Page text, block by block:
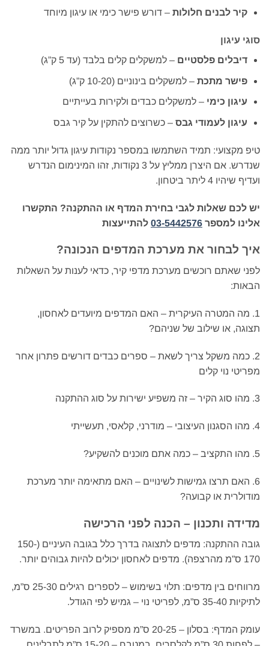
קיר לבנים חלולות– דורש פישר כימי או עיגון מיוחד
סוגי עיגון
דיבלים פלסטיים – למשקלים קלים בלבד (עד 5 ק”ג)
פישר מתכת– למשקלים בינוניים (10-20 ק”ג)
עיגון כימי – למשקלים כבדים ולקירות בעייתיים
עיגון לעמודי גבס– כשרוצים להתקין על קיר גבס
טיפ מקצועי: תמיד השתמשו במספר נקודות עיגון גדול יותר ממה
שנדרש. אם היצרן ממליץ על 3 נקודות, זהו המינימום הנדרש
ועדיף שיהיו 4 ליתר ביטחון.
יש לכם שאלות לגבי בחירת המדף או ההתקנה? התקשרו
אלינו למספר 03-5442576 להתייעצות
איך לבחור את מערכת המדפים הנכונה?
לפני שאתם רוכשים מערכת מדפי קיר, כדאי לענות על השאלות
הבאות:
1. מה המטרה העיקרית – האם המדפים מיועדים לאחסון,
תצוגה, או שילוב של שניהם?
2. כמה משקל צריך לשאת – ספרים כבדים דורשים פתרון אחר
מפריטי נוי קלים
3. מהו סוג הקיר – זה משפיע ישירות על סוג ההתקנה
4. מהו הסגנון העיצובי – מודרני, קלאסי, תעשייתי
5. מהו התקציב – כמה אתם מוכנים להשקיע?
6. האם תרצו גמישות לשינויים – האם מתאימה יותר מערכת
מודולרית או קבועה?
מדידה ותכנון – הכנה לפני הרכישה
גובה ההתקנה: מדפים לתצוגה בדרך כלל בגובה העיניים (150-
170 ס”מ מהרצפה). מדפים לאחסון יכולים להיות גבוהים יותר.
מרווחים בין מדפים: תלוי בשימוש – לספרים רגילים 25-30 ס”מ,
לתיקיות 35-40 ס”מ, לפריטי נוי – גמיש לפי הגודל.
עומק המדף: בסלון – 20-25 ס”מ מספיק לרוב הפריטים. במשרד